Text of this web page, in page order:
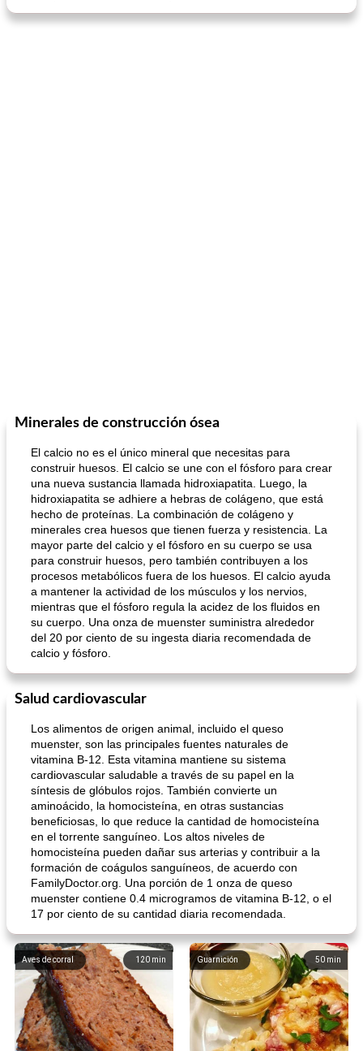
Minerales de construcción ósea
El calcio no es el único mineral que necesitas para
construir huesos. El calcio se une con el fósforo para crear
una nueva sustancia llamada hidroxiapatita. Luego, la
hidroxiapatita se adhiere a hebras de colágeno, que está
hecho de proteínas. La combinación de colágeno y
minerales crea huesos que tienen fuerza y ​​resistencia. La
mayor parte del calcio y el fósforo en su cuerpo se usa
para construir huesos, pero también contribuyen a los
procesos metabólicos fuera de los huesos. El calcio ayuda
a mantener la actividad de los músculos y los nervios,
mientras que el fósforo regula la acidez de los fluidos en
su cuerpo. Una onza de muenster suministra alrededor
del 20 por ciento de su ingesta diaria recomendada de
calcio y fósforo.
Salud cardiovascular
Los alimentos de origen animal, incluido el queso
muenster, son las principales fuentes naturales de
vitamina B-12. Esta vitamina mantiene su sistema
cardiovascular saludable a través de su papel en la
síntesis de glóbulos rojos. También convierte un
aminoácido, la homocisteína, en otras sustancias
beneficiosas, lo que reduce la cantidad de homocisteína
en el torrente sanguíneo. Los altos niveles de
homocisteína pueden dañar sus arterias y contribuir a la
formación de coágulos sanguíneos, de acuerdo con
FamilyDoctor.org. Una porción de 1 onza de queso
muenster contiene 0.4 microgramos de vitamina B-12, o el
17 por ciento de su cantidad diaria recomendada.
120 min
Aves de corral 50 min
Guarnición